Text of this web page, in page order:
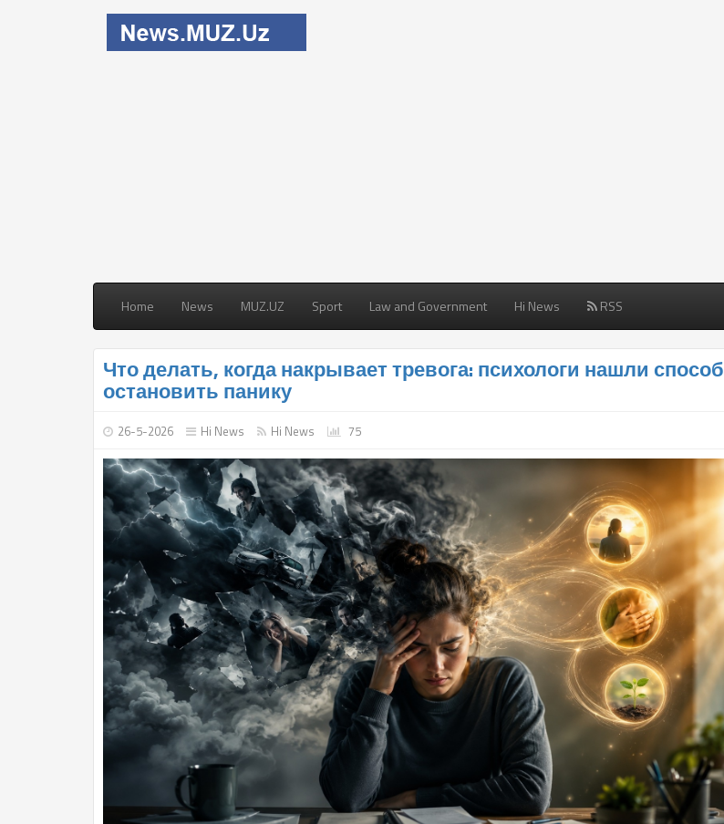
Home News MUZ.UZ Sport Law and Government Hi News RSS
Что делать, когда накрывает тревога: психологи нашли способ
остановить панику
26-5-2026 Hi News Hi News 75